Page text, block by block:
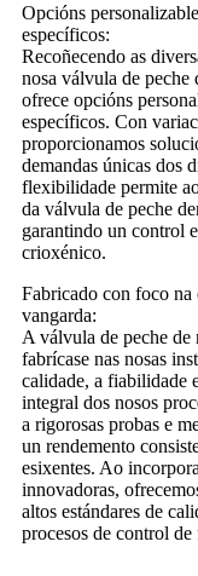
Opcións
específicos:
Recoñecendo as
nosa válvula de
ofrece opcións
específicos. Con
proporcionamos
demandas únicas dos
flexibilidade permite
da válvula de peche
garantindo un control
crioxénico.
Fabricado con foco
vangarda:
A válvula de peche
fabrícase nas nosas
calidade, a fiabilidade
integral dos nosos
a rigorosas probas e
un rendemento
esixentes. Ao
innovadoras,
altos estándares de
procesos de control